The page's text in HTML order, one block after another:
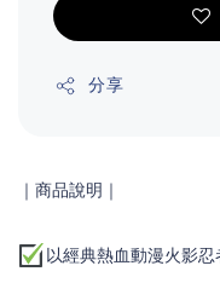
分享
｜商品說明｜
以經典熱血動漫火影